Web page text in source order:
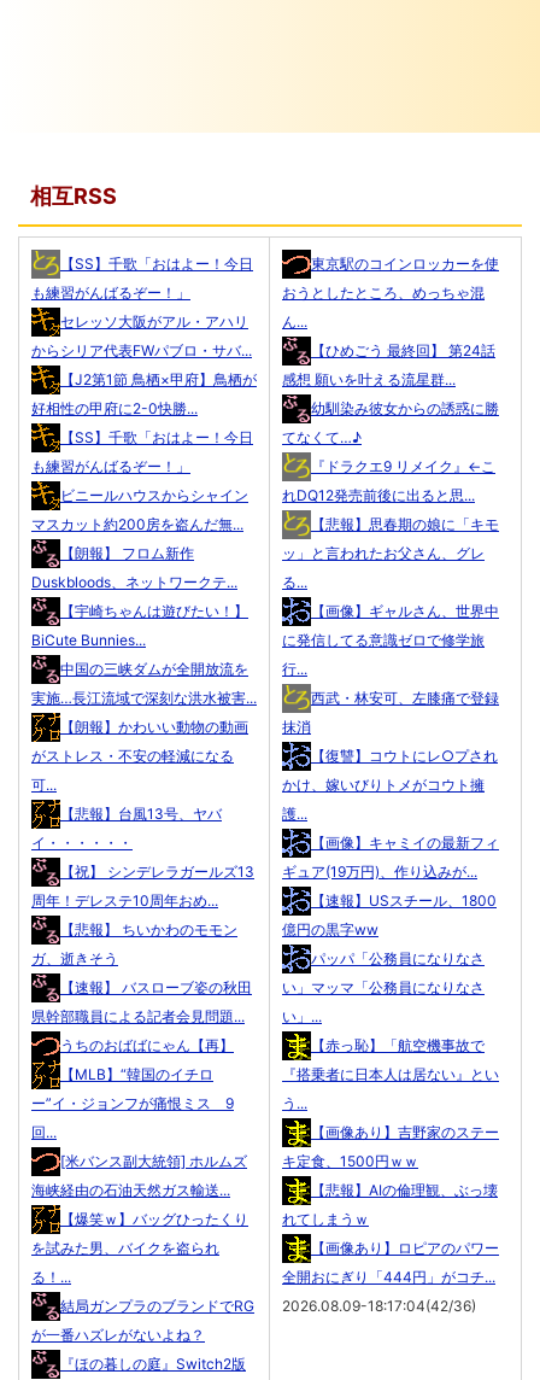
相互RSS
【SS】千歌「おはよー！今日
も練習がんばるぞー！」
セレッソ大阪がアル・アハリ
からシリア代表FWパブロ・サバ...
【J2第1節 鳥栖×甲府】鳥栖が
好相性の甲府に2-0快勝...
【SS】千歌「おはよー！今日
も練習がんばるぞー！」
ビニールハウスからシャイン
マスカット約200房を盗んだ無...
【朗報】 フロム新作
Duskbloods、ネットワークテ...
【宇崎ちゃんは遊びたい！】
BiCute Bunnies...
中国の三峡ダムが全開放流を
実施…長江流域で深刻な洪水被害...
【朗報】かわいい動物の動画
がストレス・不安の軽減になる
可...
【悲報】台風13号、ヤバ
イ・・・・・・
【祝】 シンデレラガールズ13
周年！デレステ10周年おめ...
【悲報】 ちいかわのモモン
ガ、逝きそう
【速報】 バスローブ姿の秋田
県幹部職員による記者会見問題...
うちのおばばにゃん【再】
【MLB】“韓国のイチロ
ー”イ・ジョンフが痛恨ミス 9
回...
[米バンス副大統領] ホルムズ
海峡経由の石油天然ガス輸送...
【爆笑ｗ】バッグひったくり
を試みた男、バイクを盗られ
る！...
結局ガンプラのブランドでRG
が一番ハズレがないよね？
『ほの暮しの庭』Switch2版
東京駅のコインロッカーを使
おうとしたところ、めっちゃ混
ん...
【ひめごう 最終回】 第24話
感想 願いを叶える流星群...
幼馴染み彼女からの誘惑に勝
てなくて…♪
『ドラクエ9 リメイク』←こ
れDQ12発売前後に出ると思...
【悲報】思春期の娘に「キモ
ッ」と言われたお父さん、グレ
る...
【画像】ギャルさん、世界中
に発信してる意識ゼロで修学旅
行...
西武・林安可、左膝痛で登録
抹消
【復讐】コウトにレ○プされ
かけ、嫁いびりトメがコウト擁
護...
【画像】キャミイの最新フィ
ギュア(19万円)、作り込みが...
【速報】USスチール、1800
億円の黒字ww
パッパ「公務員になりなさ
い」マッマ「公務員になりなさ
い」...
【赤っ恥】「航空機事故で
『搭乗者に日本人は居ない』とい
う...
【画像あり】吉野家のステー
キ定食、1500円ｗｗ
【悲報】AIの倫理観、ぶっ壊
れてしまうｗ
【画像あり】ロピアのパワー
全開おにぎり「444円」がコチ...
2026.08.09-18:17:04(42/36)